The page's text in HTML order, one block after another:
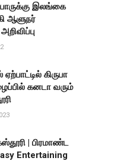
இலங்கை
ஆளுநர்
கிருபா
கனடா வரும்
| பிரமாண்ட
Entertaining